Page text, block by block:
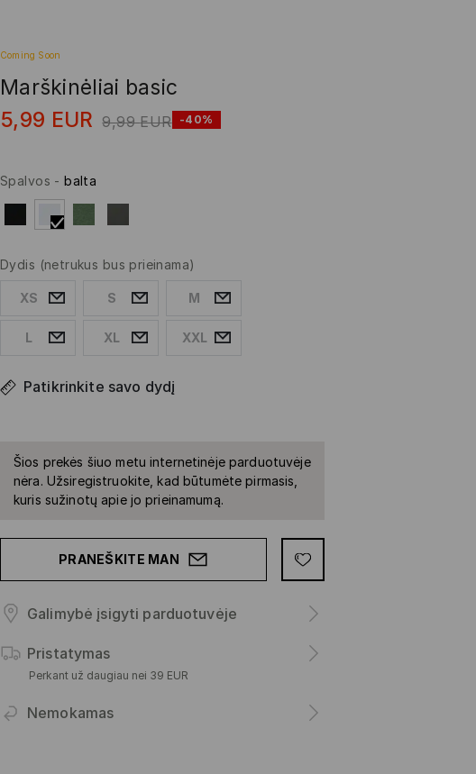
Coming Soon
Marškinėliai basic
5,99 EUR 9,99 EUR -40%
Spalvos -balta
Dydis (netrukus bus prieinama)
XS S M
L XL XXL
Patikrinkite savo dydį
Šios prekės šiuo metu internetinėje parduotuvėje
nėra. Užsiregistruokite, kad būtumėte pirmasis,
kuris sužinotų apie jo prieinamumą.
PRANEŠKITE MAN
Galimybė įsigyti parduotuvėje
Pristatymas
Perkant už daugiau nei 39 EUR
Nemokamas